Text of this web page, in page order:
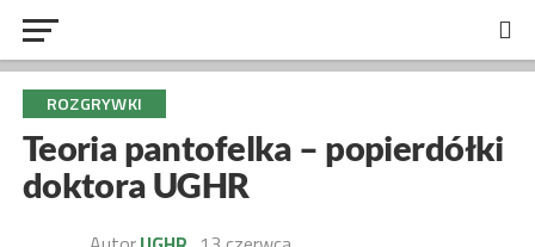
ROZGRYWKI
Teoria pantofelka – popierdółki
doktora UGHR